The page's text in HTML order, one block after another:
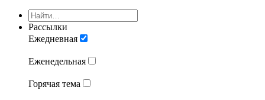
Рассылки
Ежедневная
Еженедельная
Горячая тема